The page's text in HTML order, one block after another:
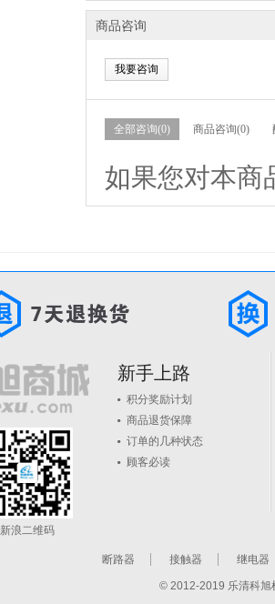
商品咨询
我要咨询
全部咨询(0) 商品咨询(0)
如果您对本商
新浪二维码
新手上路
积分奖励计划
商品退货保障
订单的几种状态
顾客必读
断路器 接触器 继电器
© 2012-2019 乐清科旭